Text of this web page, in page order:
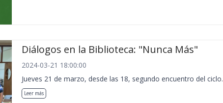
Diálogos en la Biblioteca: "Nunca Más"
2024-03-21 18:00:00
Jueves 21 de marzo, desde las 18, segundo encuentro del ciclo.
Leer más